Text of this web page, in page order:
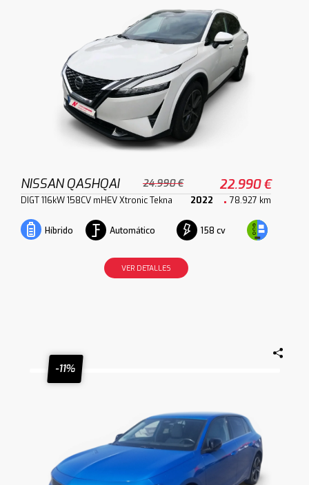
NISSAN QASHQAI 24.990 € 22.990 €
DIGT 116kW 158CV mHEV Xtronic Tekna 2022 78.927 km
Híbrido Automático 158 cv
VER DETALLES
-11%